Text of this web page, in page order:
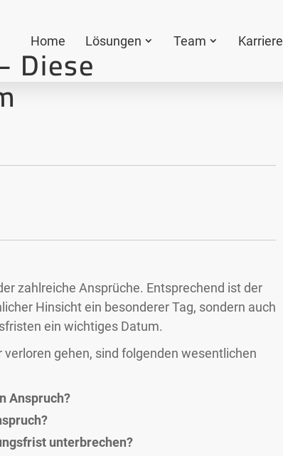
Home Lösungen Team Karriere
Diese
zahlreiche Ansprüche. Entsprechend ist der
Hinsicht ein besonderer Tag, sondern auch
ein wichtiges Datum.
gehen, sind folgenden wesentlichen
Anspruch?
unterbrechen?